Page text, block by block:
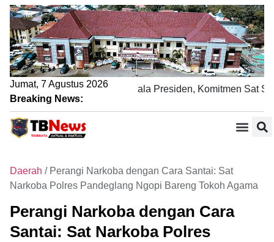
Jumat, 7 Agustus 2026
Breaking News:
Pengamanan Nobar Final Piala Presiden, Komitmen Sat
Daerah / Perangi Narkoba dengan Cara Santai: Sat
Narkoba Polres Pandeglang Ngopi Bareng Tokoh Agama
Perangi Narkoba dengan Cara
Santai: Sat Narkoba Polres